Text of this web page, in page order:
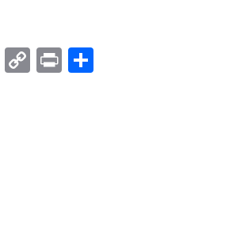
Telegram
CopyPrint